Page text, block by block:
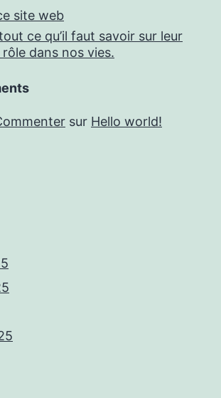
site web
ce qu’il faut savoir sur leur
dans nos vies.
sur Hello world!